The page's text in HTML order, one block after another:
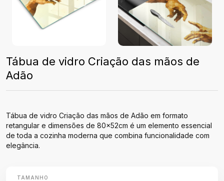
Tábua de vidro Criação das mãos de
Adão
Tábua de vidro Criação das mãos de Adão em formato
retangular e dimensões de 80x52cm é um elemento essencial
de toda a cozinha moderna que combina funcionalidade com
elegância.
TAMANHO